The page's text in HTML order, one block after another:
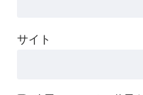
サイト